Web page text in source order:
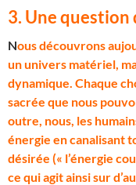
3. Une question
Nous découvrons
un univers matériel,
dynamique. Chaque
sacrée que nous
outre, nous, les
énergie en canalisant
désirée (« l’énergie
ce qui agit ainsi sur